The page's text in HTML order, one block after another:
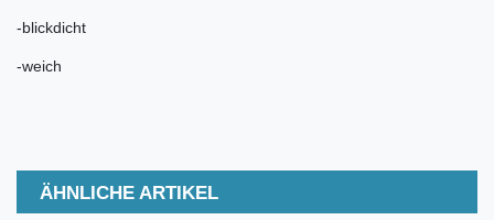
-blickdicht
-weich
ÄHNLICHE ARTIKEL